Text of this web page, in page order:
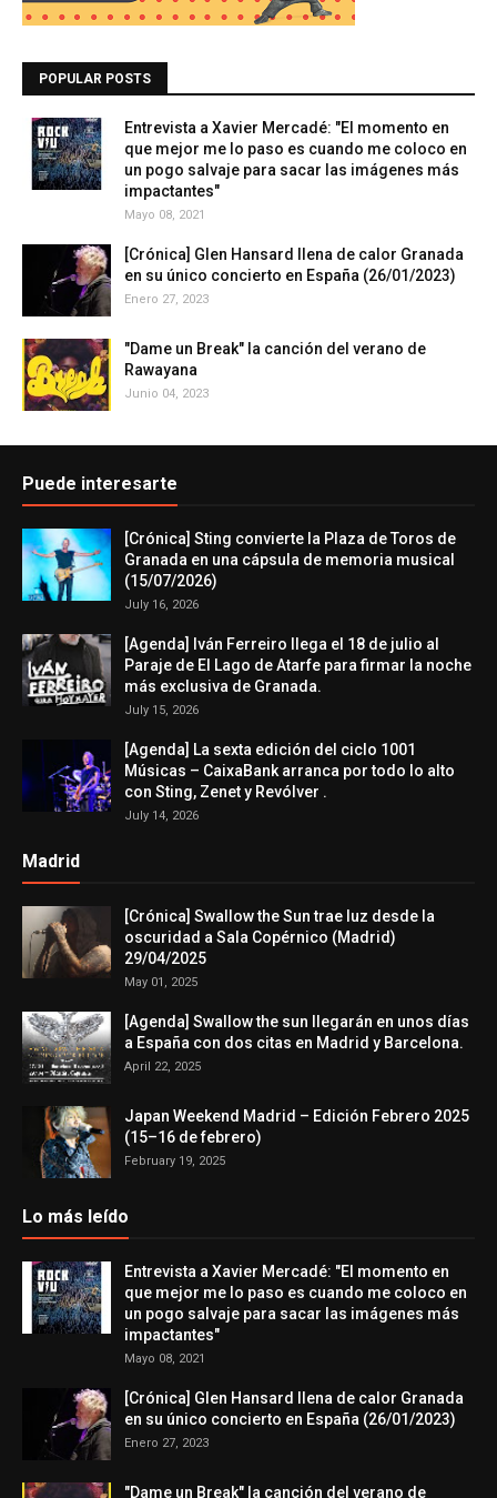
POPULAR POSTS
Entrevista a Xavier Mercadé: "El momento en
que mejor me lo paso es cuando me coloco en
un pogo salvaje para sacar las imágenes más
impactantes"
Mayo 08, 2021
[Crónica] Glen Hansard llena de calor Granada
en su único concierto en España (26/01/2023)
Enero 27, 2023
"Dame un Break" la canción del verano de
Rawayana
Junio 04, 2023
Puede interesarte
[Crónica] Sting convierte la Plaza de Toros de
Granada en una cápsula de memoria musical
(15/07/2026)
July 16, 2026
[Agenda] Iván Ferreiro llega el 18 de julio al
Paraje de El Lago de Atarfe para firmar la noche
más exclusiva de Granada.
July 15, 2026
[Agenda] La sexta edición del ciclo 1001
Músicas – CaixaBank arranca por todo lo alto
con Sting, Zenet y Revólver .
July 14, 2026
Madrid
[Crónica] Swallow the Sun trae luz desde la
oscuridad a Sala Copérnico (Madrid)
29/04/2025
May 01, 2025
[Agenda] Swallow the sun llegarán en unos días
a España con dos citas en Madrid y Barcelona.
April 22, 2025
Japan Weekend Madrid – Edición Febrero 2025
(15–16 de febrero)
February 19, 2025
Lo más leído
Entrevista a Xavier Mercadé: "El momento en
que mejor me lo paso es cuando me coloco en
un pogo salvaje para sacar las imágenes más
impactantes"
Mayo 08, 2021
[Crónica] Glen Hansard llena de calor Granada
en su único concierto en España (26/01/2023)
Enero 27, 2023
"Dame un Break" la canción del verano de